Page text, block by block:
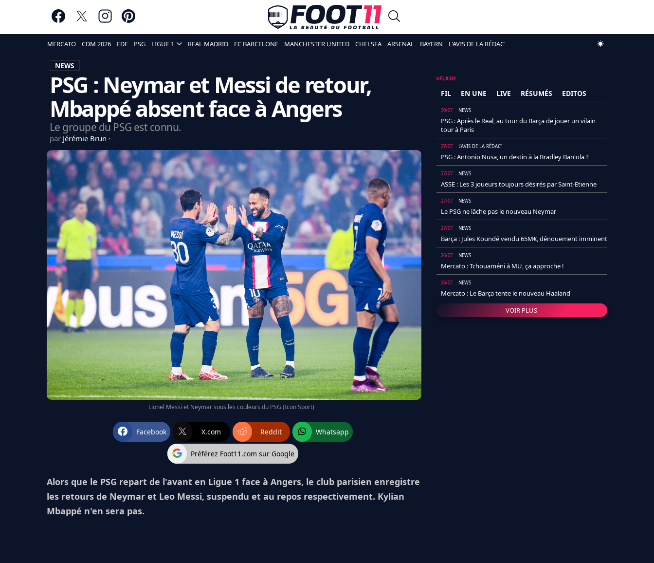
MERCATO CDM 2026 EDF PSG LIGUE 1 REAL MADRID FC BARCELONE MANCHESTER UNITED CHELSEA ARSENAL BAYERN L'AVIS DE LA RÉDAC'
NEWS
PSG : Neymar et Messi de retour,
Mbappé absent face à Angers
Le groupe du PSG est connu.
par Jérémie Brun
Lionel Messi et Neymar sous les couleurs du PSG (Icon Sport)
Facebook X.com Reddit Whatsapp
Préférez Foot11.com sur Google
Alors que le PSG repart de l'avant en Ligue 1 face à Angers, le club parisien enregistre
les retours de Neymar et Leo Messi, suspendu et au repos respectivement. Kylian
Mbappé n'en sera pas.
FLASH
FIL EN UNE LIVE RÉSUMÉS EDITOS
30/07 NEWS
PSG : Après le Real, au tour du Barça de jouer un vilain
tour à Paris
27/07 L'AVIS DE LA RÉDAC'
PSG : Antonio Nusa, un destin à la Bradley Barcola ?
27/07 NEWS
ASSE : Les 3 joueurs toujours désirés par Saint-Etienne
27/07 NEWS
Le PSG ne lâche pas le nouveau Neymar
27/07 NEWS
Barça : Jules Koundé vendu 65M€, dénouement imminent
26/07 NEWS
Mercato : Tchouaméni à MU, ça approche !
26/07 NEWS
Mercato : Le Barça tente le nouveau Haaland
VOIR PLUS